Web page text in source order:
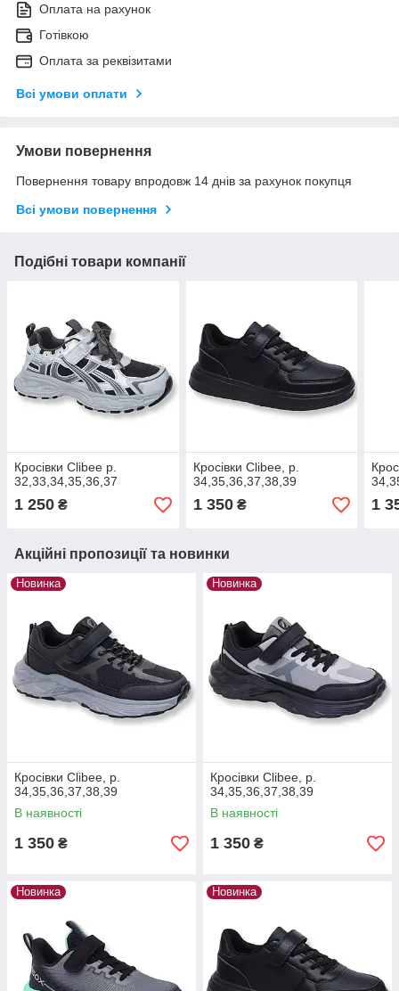
Оплата на рахунок
Готівкою
Оплата за реквізитами
Всі умови оплати
Умови повернення
Повернення товару впродовж 14 днів за рахунок покупця
Всі умови повернення
Подібні товари компанії
Кросівки Clibee р.
32,33,34,35,36,37
1 250 ₴
Кросівки Clibee, р.
34,35,36,37,38,39
1 350₴ 1
Акційні пропозиції та новинки
Новинка
Кросівки Clibee, р.
34,35,36,37,38,39
В наявності
1 350 ₴
Новинка
Кросівки Clibee, р.
34,35,36,37,38,39
В наявності
1 350 ₴
Новинка Новинка